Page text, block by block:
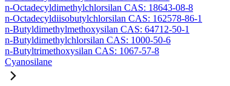
n-Octadecyldimethylchlorsilan CAS: 18643-08-8
n-Octadecyldiisobutylchlorsilan CAS: 162578-86-1
n-Butyldimethylmethoxysilan CAS: 64712-50-1
n-Butyldimethylchlorsilan CAS: 1000-50-6
n-Butyltrimethoxysilan CAS: 1067-57-8
Cyanosilane